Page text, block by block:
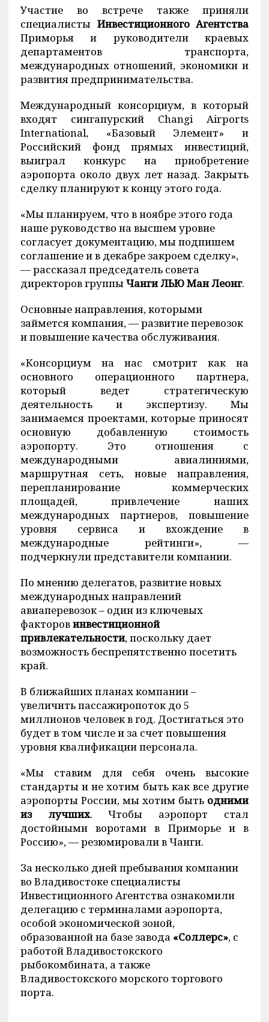
Участие во встрече также приняли
специалисты Инвестиционного Агентства
Приморья и руководители краевых
департаментов транспорта,
международных отношений, экономики и
развития предпринимательства.
Международный консорциум, в который
входят сингапурский Changi Airports
International, «Базовый Элемент» и
Российский фонд прямых инвестиций,
выиграл конкурс на приобретение
аэропорта около двух лет назад. Закрыть
сделку планируют к концу этого года.
«Мы планируем, что в ноябре этого года
наше руководство на высшем уровне
согласует документацию, мы подпишем
соглашение и в декабре закроем сделку»,
— рассказал председатель совета
директоров группыЧанги ЛЬЮ Ман Леонг.
Основные направления, которыми
займется компания, — развитие перевозок
и повышение качества обслуживания.
«Консорциум на нас смотрит как на
основного операционного партнера,
который ведет стратегическую
деятельность и экспертизу. Мы
занимаемся проектами, которые приносят
основную добавленную стоимость
аэропорту. Это отношения с
международными авиалиниями,
маршрутная сеть, новые направления,
перепланирование коммерческих
площадей, привлечение наших
международных партнеров, повышение
уровня сервиса и вхождение в
международные рейтинги», —
подчеркнули представители компании.
По мнению делегатов, развитие новых
международных направлений
авиаперевозок – один из ключевых
факторовинвестиционной
привлекательности, поскольку дает
возможность беспрепятственно посетить
край.
В ближайших планах компании –
увеличить пассажиропоток до 5
миллионов человек в год. Достигаться это
будет в том числе и за счет повышения
уровня квалификации персонала.
«Мы ставим для себя очень высокие
стандарты и не хотим быть как все другие
аэропорты России, мы хотим быть одними
из лучших. Чтобы аэропорт стал
достойными воротами в Приморье и в
Россию», — резюмировали в Чанги.
За несколько дней пребывания компании
во Владивостоке специалисты
Инвестиционного Агентства ознакомили
делегацию с терминалами аэропорта,
особой экономической зоной,
образованной на базе завода «Соллерс», с
работой Владивостокского
рыбокомбината, а также
Владивостокского морского торгового
порта.